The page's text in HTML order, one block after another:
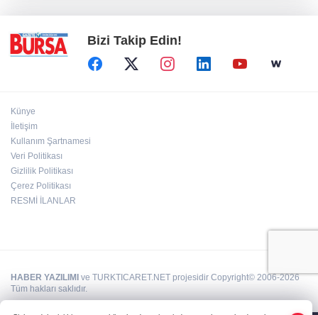
Bizi Takip Edin!
Künye
İletişim
Kullanım Şartnamesi
Veri Politikası
Gizlilik Politikası
Çerez Politikası
RESMİ İLANLAR
HABER YAZILIMI ve TURKTICARET.NET projesidir Copyright© 2006-2026
Tüm hakları saklıdır.